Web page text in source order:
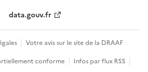
data.gouv.fr
Votre avis sur le site de la DRAAF
conforme Infos par flux RSS